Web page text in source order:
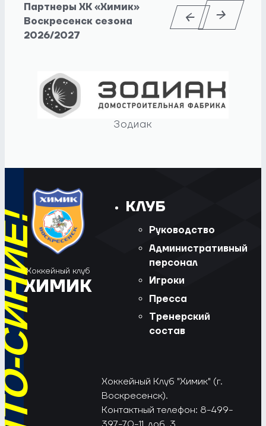
Партнеры ХК «Химик»
Воскресенск сезона
2026/2027
Зодиак
Хоккейный клуб
ХИМИК
КЛУБ
Руководство
Административный
персонал
Игроки
Пресса
Тренерский
состав
Хоккейный Клуб "Химик" (г.
Воскресенск).
Контактный телефон: 8-499-